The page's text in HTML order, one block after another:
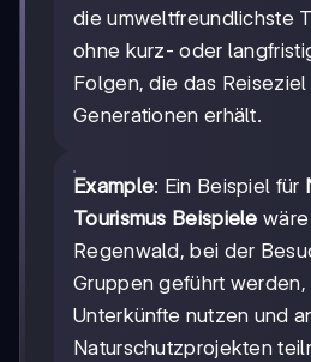
die umweltfreundlichste
ohne kurz- oder
Folgen, die das
Generationen erhält.
Example: Ein Beispiel für
Tourismus Beispiele
Regenwald, bei der
Gruppen geführt
Unterkünfte nutzen und
Naturschutzprojekten